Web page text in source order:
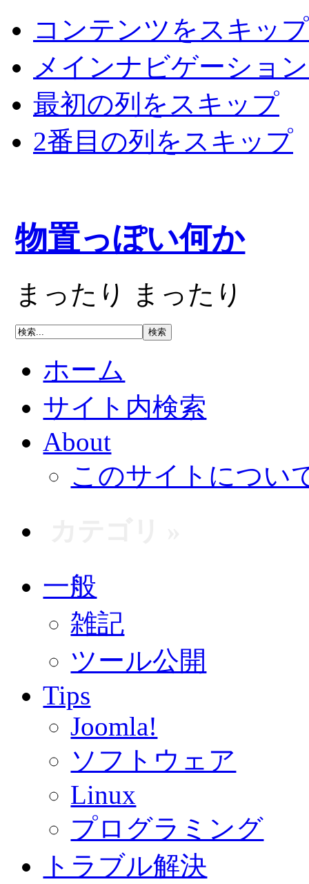
コンテンツをスキップ
メインナビゲーショ
最初の列をスキップ
2番目の列をスキップ
物置っぽい何か
まったり まったり
ホーム
サイト内検索
About
このサイトについ
一般
雑記
ツール公開
Tips
Joomla!
ソフトウェア
Linux
プログラミング
トラブル解決